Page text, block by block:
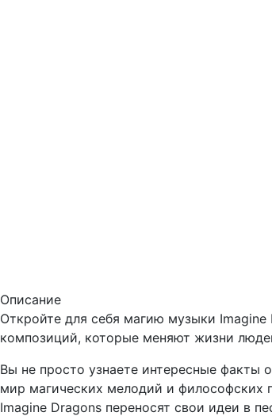
Описание
Откройте для себя магию музыки
композиций, которые меняют жизни
Вы не просто узнаете интересные факты
мир магических мелодий и философских
Imagine Dragons переносят свои идеи в